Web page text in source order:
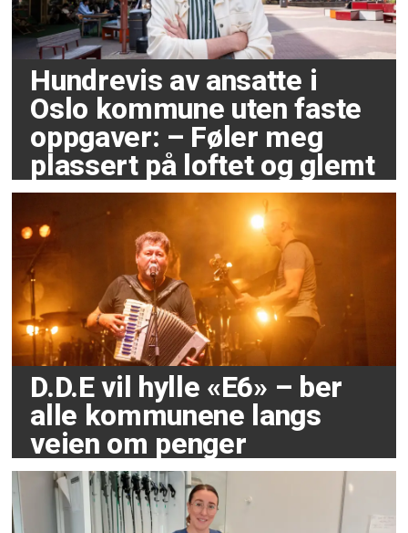
Hundrevis av ansatte i
Oslo kommune uten faste
oppgaver: – Føler meg
plassert på loftet og glemt
D.D.E vil hylle «E6» – ber
alle kommunene langs
veien om penger